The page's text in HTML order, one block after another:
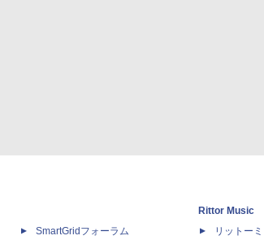
SmartGridフォーラム
Rittor Music
リットー